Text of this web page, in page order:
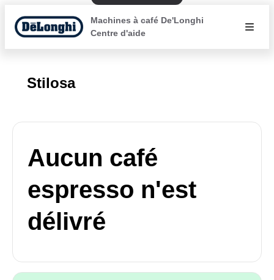
Machines à café De'Longhi
Centre d'aide
Stilosa
Aucun café
espresso n'est
délivré